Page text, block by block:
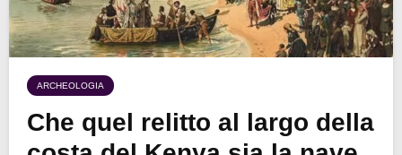
ARCHEOLOGIA
Che quel relitto al largo della